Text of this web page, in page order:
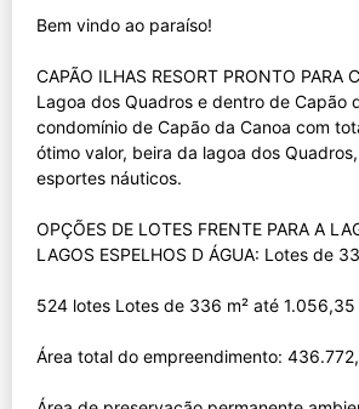
Bem vindo ao paraíso!
CAPÃO ILHAS RESORT PRONTO PARA
Lagoa dos Quadros e dentro de Capão
condomínio de Capão da Canoa com
ótimo valor, beira da lagoa dos
esportes náuticos.
OPÇÕES DE LOTES FRENTE PARA A
LAGOS ESPELHOS D ÁGUA: Lotes de
524 lotes Lotes de 336 m² até 1.056,35
Área total do empreendimento: